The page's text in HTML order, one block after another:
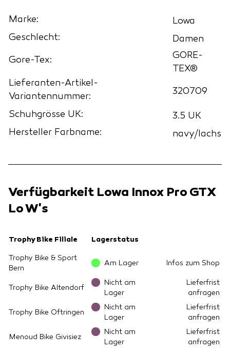
Marke:
Lowa
Geschlecht:
Damen
Gore-Tex:
GORE-
TEX®
Lieferanten-Artikel-
Variantennummer:
320709
Schuhgrösse UK:
3.5 UK
Hersteller Farbname:
navy/lachs
Verfügbarkeit Lowa Innox Pro GTX
Lo W's
Trophy Bike Filiale Lagerstatus
Trophy Bike & Sport
Bern
Am Lager Infos zum Shop
Trophy Bike Altendorf
Nicht am
Lager
Lieferfrist
anfragen
Trophy Bike Oftringen
Nicht am
Lager
Lieferfrist
anfragen
Menoud Bike Givisiez
Nicht am
Lager
Lieferfrist
anfragen